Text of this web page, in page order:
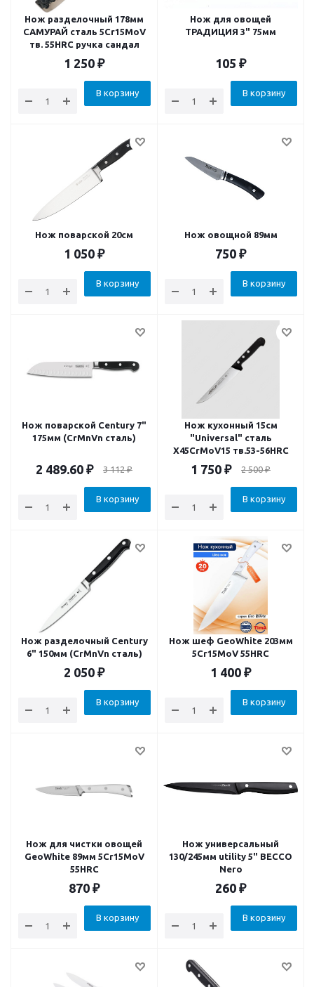
Нож разделочный 178мм
САМУРАЙ сталь 5Cr15MoV
тв. 55HRC ручка сандал
1 250 ₽
В корзину
Нож для овощей
ТРАДИЦИЯ 3" 75мм
105 ₽
В корзину
Нож поварской 20см
1 050 ₽
В корзину
Нож овощной 89мм
750 ₽
В корзину
Нож поварской Century 7"
175мм (CrMnVn сталь)
2 489.60 ₽ 3 112₽
В корзину
Нож кухонный 15см
"Universal" сталь
X45CrMoV15 тв.53-56HRC
1 750 ₽ 2 500₽
В корзину
Нож разделочный Century
6" 150мм (CrMnVn сталь)
2 050 ₽
В корзину
Нож шеф GeoWhite 203мм
5Cr15MoV 55HRC
1 400 ₽
В корзину
Нож для чистки овощей
GeoWhite 89мм 5Cr15MoV
55HRC
870 ₽
В корзину
Нож универсальный
130/245мм utility 5" BECCO
Nero
260 ₽
В корзину